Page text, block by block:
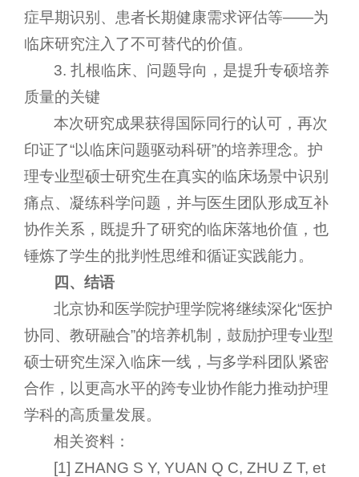
症早期识别、患者长期健康需求评估等——为
临床研究注入了不可替代的价值。
3. 扎根临床、问题导向，是提升专硕培养
质量的关键
本次研究成果获得国际同行的认可，再次
印证了“以临床问题驱动科研”的培养理念。护
理专业型硕士研究生在真实的临床场景中识别
痛点、凝练科学问题，并与医生团队形成互补
协作关系，既提升了研究的临床落地价值，也
锤炼了学生的批判性思维和循证实践能力。
四、结语
北京协和医学院护理学院将继续深化“医护
协同、教研融合”的培养机制，鼓励护理专业型
硕士研究生深入临床一线，与多学科团队紧密
合作，以更高水平的跨专业协作能力推动护理
学科的高质量发展。
相关资料：
[1] ZHANG S Y, YUAN Q C, ZHU Z T, et